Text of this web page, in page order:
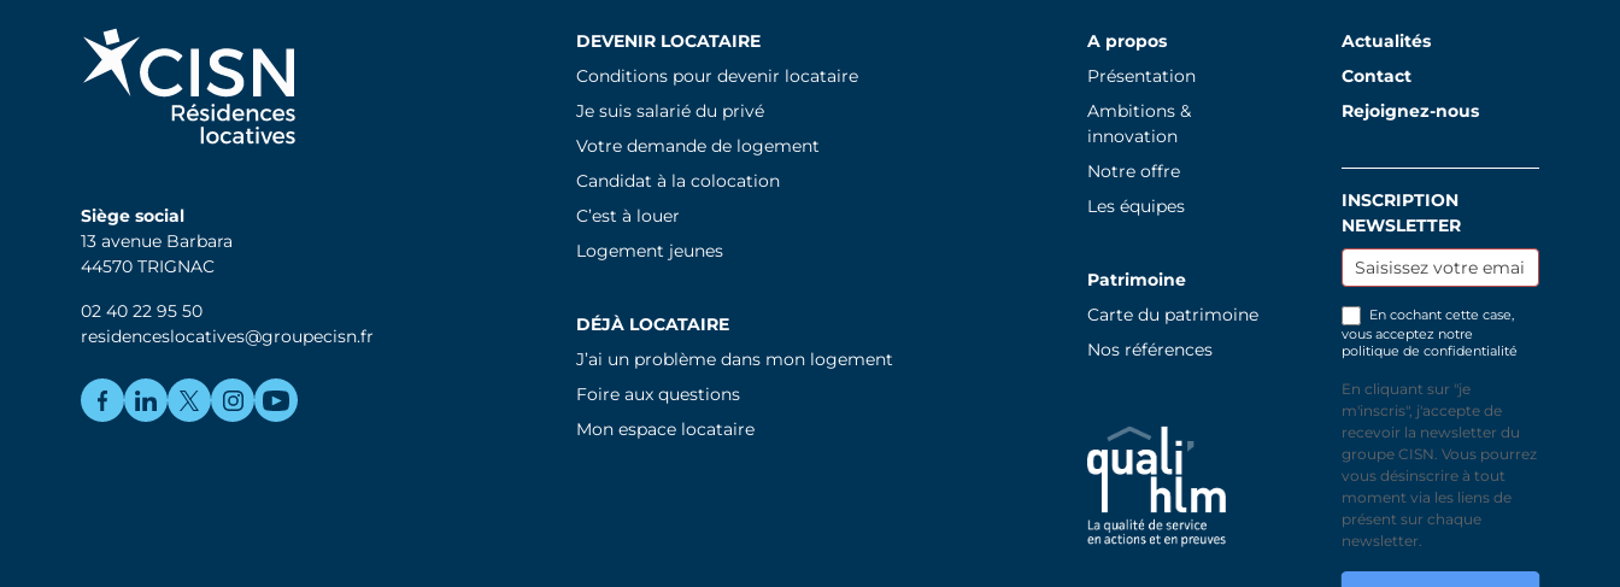
Siège social
13 avenue Barbara
44570 TRIGNAC
02 40 22 95 50
residenceslocatives@groupecisn.fr
DEVENIR LOCATAIRE
Conditions pour devenir locataire
Je suis salarié du privé
Votre demande de logement
Candidat à la colocation
C’est à louer
Logement jeunes
DÉJÀ LOCATAIRE
J’ai un problème dans mon logement
Foire aux questions
Mon espace locataire
A propos
Présentation
Ambitions &
innovation
Notre offre
Les équipes
Patrimoine
Carte du patrimoine
Nos références
Actualités
Contact
Rejoignez-nous
Inscription
newsletter
INSCRIPTION
NEWSLETTER
En cochant cette case,
vous acceptez notre
politique de confidentialité
En cliquant sur "je
m'inscris", j'accepte de
recevoir la newsletter du
groupe CISN. Vous pourrez
vous désinscrire à tout
moment via les liens de
présent sur chaque
newsletter.